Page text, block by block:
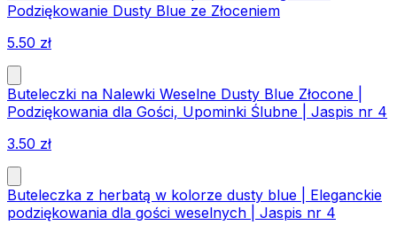
Podziękowanie Dusty Blue ze Złoceniem
5.50 zł
Buteleczki na Nalewki Weselne Dusty Blue Złocone |
Podziękowania dla Gości, Upominki Ślubne | Jaspis nr 4
3.50 zł
Buteleczka z herbatą w kolorze dusty blue | Eleganckie
podziękowania dla gości weselnych | Jaspis nr 4